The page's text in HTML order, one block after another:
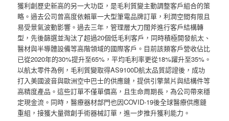
獲利創歷史新高的另一大功臣，是毛利質變主動調整客戶組合的策
略。過去公司曾高度依賴單一大型筆電品牌訂單，利潤空間有限且
易受景氣波動影響。過去三年，管理層大刀闊斧進行客戶結構轉
型，先後篩選並淘汰了超過20個低毛利客戶，同時積極開發航太、
醫材與半導體設備等高階領域的國際客戶。目前該類客戶營收佔比
已從2020年的30%提升至65%，平均毛利率更從18%躍升至35%。
以航太零件為例，毛利質變取得AS9100D航太品質認證後，成功
打入美國波音與歐洲空中巴士的供應鏈，提供引擎葉片與結構件等
高精度產品。這些訂單不僅單價高，且生命周期長，為公司帶來穩
定現金流。同時，醫療器材部門也因COVID-19後全球醫療供應鏈
重組，接獲大量微創手術器械訂單，進一步推升獲利能力。